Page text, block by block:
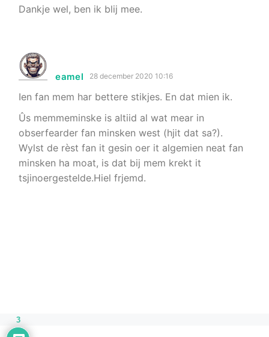
Dankje wel, ben ik blij mee.
eamel 28 december 2020 10:16
Ien fan mem har bettere stikjes. En dat mien ik.
Ûs memmeminske is altiid al wat mear in
obserfearder fan minsken west (hjit dat sa?).
Wylst de rèst fan it gesin oer it algemien neat fan
minsken ha moat, is dat bij mem krekt it
tsjinoergestelde.Hiel frjemd.
3